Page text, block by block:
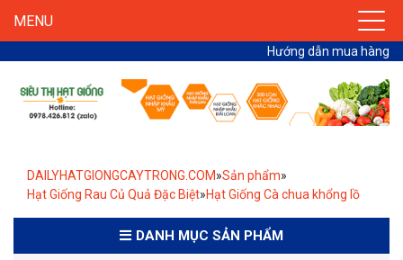
MENU
Hướng dẫn mua hàng
DAILYHATGIONGCAYTRONG.COM»Sản phẩm»
Hạt Giống Rau Củ Quả Đặc Biệt»Hạt Giống Cà chua khổng lồ
DANH MỤC SẢN PHẨM